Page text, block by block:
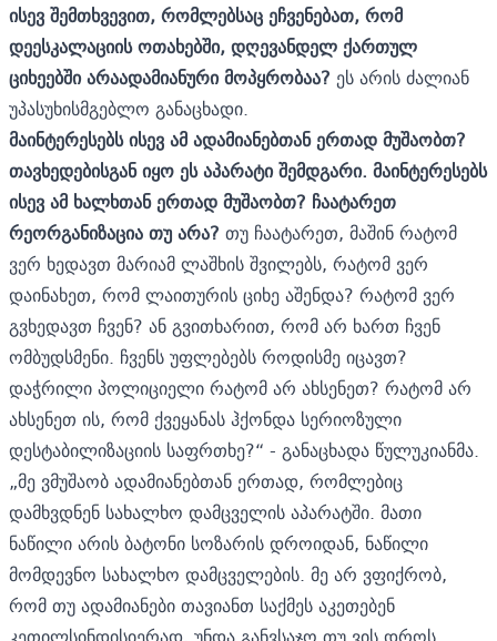
ისევ შემთხვევით, რომლებსაც ეჩვენებათ, რომ
დეესკალაციის ოთახებში, დღევანდელ ქართულ
ციხეებში არაადამიანური მოპყრობაა? ეს არის ძალიან
უპასუხისმგებლო განაცხადი.
მაინტერესებს ისევ ამ ადამიანებთან ერთად მუშაობთ?
თავხედებისგან იყო ეს აპარატი შემდგარი. მაინტერესებს
ისევ ამ ხალხთან ერთად მუშაობთ? ჩაატარეთ
რეორგანიზაცია თუ არა? თუ ჩაატარეთ, მაშინ რატომ
ვერ ხედავთ მარიამ ლაშხის შვილებს, რატომ ვერ
დაინახეთ, რომ ლაითურის ციხე აშენდა? რატომ ვერ
გვხედავთ ჩვენ? ან გვითხარით, რომ არ ხართ ჩვენ
ომბუდსმენი. ჩვენს უფლებებს როდისმე იცავთ?
დაჭრილი პოლიციელი რატომ არ ახსენეთ? რატომ არ
ახსენეთ ის, რომ ქვეყანას ჰქონდა სერიოზული
დესტაბილიზაციის საფრთხე?“ - განაცხადა წულუკიანმა.
„მე ვმუშაობ ადამიანებთან ერთად, რომლებიც
დამხვდნენ სახალხო დამცველის აპარატში. მათი
ნაწილი არის ბატონი სოზარის დროიდან, ნაწილი
მომდევნო სახალხო დამცველების. მე არ ვფიქრობ,
რომ თუ ადამიანები თავიანთ საქმეს აკეთებენ